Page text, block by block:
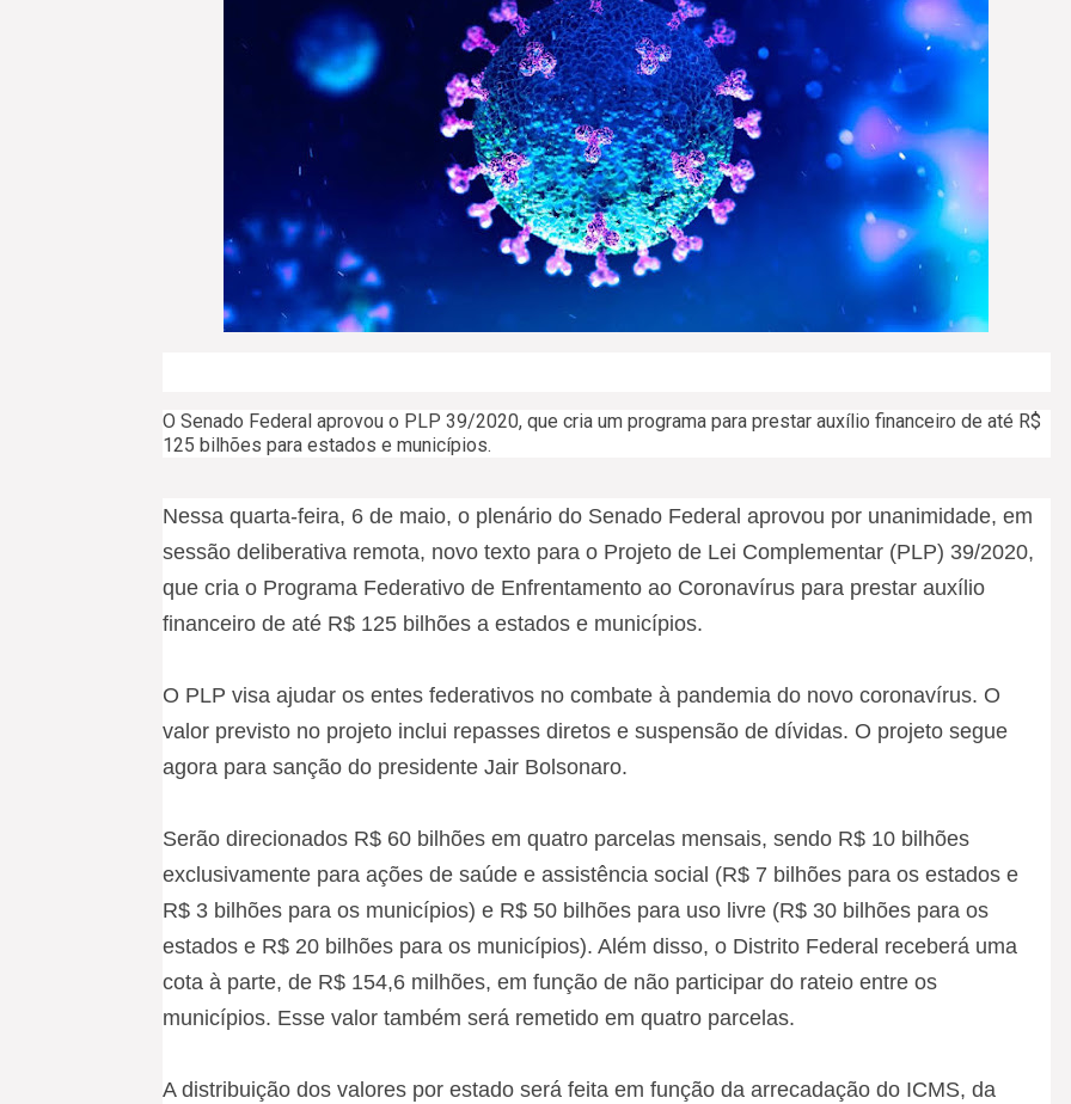
O Senado Federal aprovou o PLP 39/2020, que cria um programa para prestar auxílio financeiro de até R$
125 bilhões para estados e municípios.
Nessa quarta-feira, 6 de maio, o plenário do Senado Federal aprovou por unanimidade, em
sessão deliberativa remota, novo texto para o Projeto de Lei Complementar (PLP) 39/2020,
que cria o Programa Federativo de Enfrentamento ao Coronavírus para prestar auxílio
financeiro de até R$ 125 bilhões a estados e municípios.
O PLP visa ajudar os entes federativos no combate à pandemia do novo coronavírus. O
valor previsto no projeto inclui repasses diretos e suspensão de dívidas. O projeto segue
agora para sanção do presidente Jair Bolsonaro.
Serão direcionados R$ 60 bilhões em quatro parcelas mensais, sendo R$ 10 bilhões
exclusivamente para ações de saúde e assistência social (R$ 7 bilhões para os estados e
R$ 3 bilhões para os municípios) e R$ 50 bilhões para uso livre (R$ 30 bilhões para os
estados e R$ 20 bilhões para os municípios). Além disso, o Distrito Federal receberá uma
cota à parte, de R$ 154,6 milhões, em função de não participar do rateio entre os
municípios. Esse valor também será remetido em quatro parcelas.
A distribuição dos valores por estado será feita em função da arrecadação do ICMS, da